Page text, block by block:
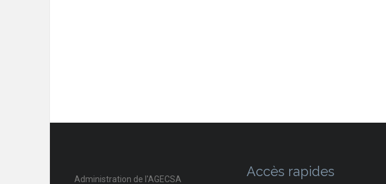
Administration de l'AGECSA Accès rapides